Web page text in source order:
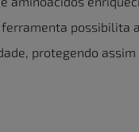
possibilita
protegendo assim